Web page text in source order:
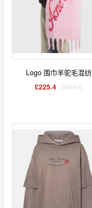
Logo 围巾羊驼毛混纺
£225.4 £460.0